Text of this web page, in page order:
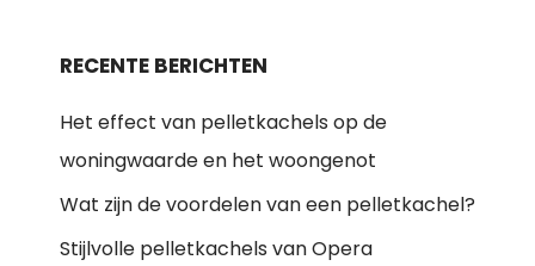
RECENTE BERICHTEN
Het effect van pelletkachels op de
woningwaarde en het woongenot
Wat zijn de voordelen van een pelletkachel?
Stijlvolle pelletkachels van Opera